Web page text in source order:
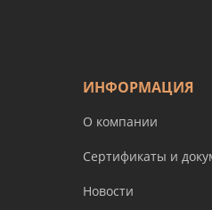
ИНФОРМАЦИЯ
О компании
Сертификаты и
Новости